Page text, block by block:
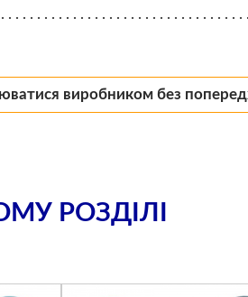
виробником без
РОЗДІЛІ